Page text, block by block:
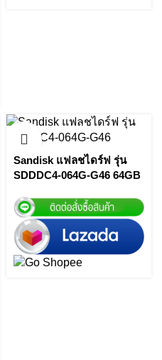
Sandisk แฟลชไดร์ฟ รุ่น
SDDDC4-064G-G46 64GB
Ultra Dual Drive Luxe
(Type-C) By Vnix Group